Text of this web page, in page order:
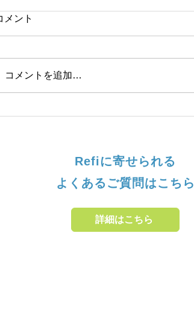
メント
コメントを追加…
Refiに寄せられる
よくあるご質問はこちら
詳細はこちら